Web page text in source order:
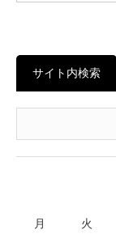
サイト内検索
月 火